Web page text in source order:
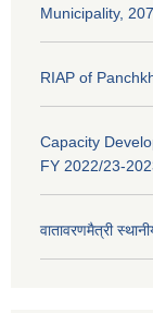
Municipality,
RIAP of
Capacity
FY 2022/23-
वातावरणमैत्री